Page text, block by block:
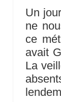
Un
ne
ce
avait
La